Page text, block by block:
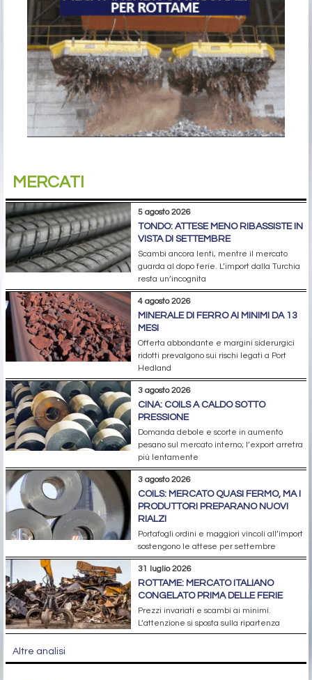
MERCATI
5 agosto 2026
TONDO: ATTESE MENO RIBASSISTE IN
VISTA DI SETTEMBRE
Scambi ancora lenti, mentre il mercato
guarda al dopo ferie. L’import dalla Turchia
resta un’incognita
4 agosto 2026
MINERALE DI FERRO AI MINIMI DA 13
MESI
Offerta abbondante e margini siderurgici
ridotti prevalgono sui rischi legati a Port
Hedland
3 agosto 2026
CINA: COILS A CALDO SOTTO
PRESSIONE
Domanda debole e scorte in aumento
pesano sul mercato interno; l’export arretra
più lentamente
3 agosto 2026
COILS: MERCATO QUASI FERMO, MA I
PRODUTTORI PREPARANO NUOVI
RIALZI
Portafogli ordini e maggiori vincoli all’import
sostengono le attese per settembre
31 luglio 2026
ROTTAME: MERCATO ITALIANO
CONGELATO PRIMA DELLE FERIE
Prezzi invariati e scambi ai minimi.
L’attenzione si sposta sulla ripartenza
Altre analisi